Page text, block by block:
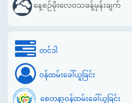
နေ့စဉ်မိုးလေဝသခန့်မှန်းချက်
တင်ဒါ
ဝန်ထမ်းခေါ်ယူခြင်း
စေတနာ့ဝန်ထမ်းခေါ်ယူခြင်း